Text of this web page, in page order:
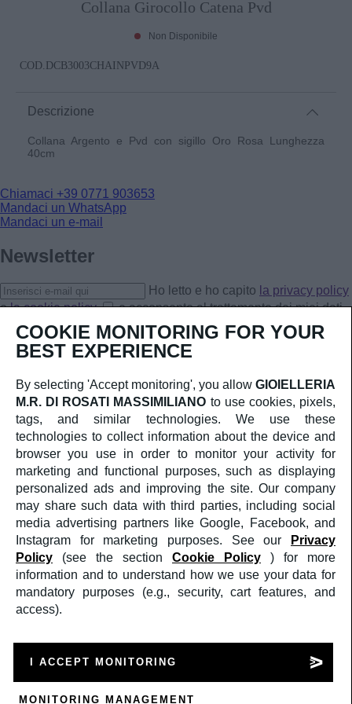
Collana Girocollo Catena Pvd
Non Disponibile
COD. DCB3003CHAINPVD9A
Descrizione
Collana Argento e Pvd con sigillo Oro Rosa Lunghezza
40cm
Chiamaci +39 0771 903653
Mandaci un WhatsApp
Mandaci un e-mail
Newsletter
Ho letto e ho capito la privacy policy
e la cookie policy
e acconsento al trattamento dei miei dati
Iscriviti
CHI SIAMO
SERVIZIO CLIENTI
CONTATTI
TERMINI E CONDIZIONI DI VENDITA
RESI & RIMBORSI
SOCIAL
FACEBOOK
INSTAGRAM
AREA LEGALE
PRIVACY POLICY
COOKIES POLICY
Crediti
©2025GIOIELLERIA M.R. DI ROSATI
MASSIMILIANOPI: 02409590599
a medula web release
Supporto
Mandaci un WhatsApp
Mandaci un e-mail
Accedi
COOKIE MONITORING FOR YOUR
BEST EXPERIENCE
By selecting 'Accept monitoring', you allow GIOIELLERIA
M.R. DI ROSATI MASSIMILIANO to use cookies, pixels,
tags, and similar technologies. We use these
technologies to collect information about the device and
browser you use in order to monitor your activity for
marketing and functional purposes, such as displaying
personalized ads and improving the site. Our company
may share such data with third parties, including social
media advertising partners like Google, Facebook, and
Instagram for marketing purposes. See our
Privacy
Policy
(see the section Cookie Policy
) for more
information and to understand how we use your data for
mandatory purposes (e.g., security, cart features, and
access).
I ACCEPT MONITORING
MONITORING MANAGEMENT
💬